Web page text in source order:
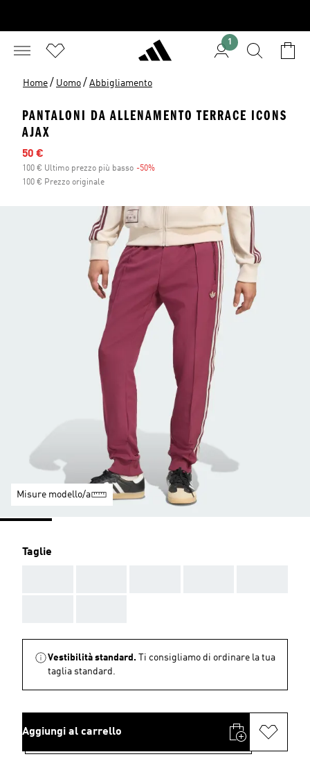
1
Home / Uomo / Abbigliamento
PANTALONI DA ALLENAMENTO TERRACE ICONS
AJAX
Prezzo scontato
50 €
100 € Ultimo prezzo più basso -50%
100 € Prezzo originale
Misure modello/a
Taglie
Vestibilità standard.
Ti consigliamo di ordinare la tua
taglia standard.
Aggiungi al carrello